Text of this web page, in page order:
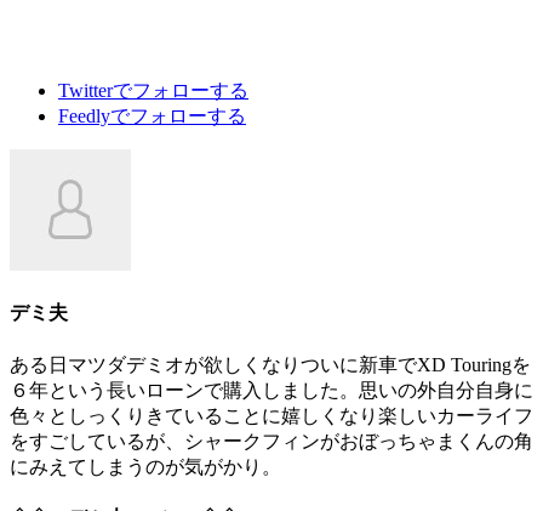
Twitterでフォローする
Feedlyでフォローする
デミ夫
ある日マツダデミオが欲しくなりついに新車でXD Touringを
６年という長いローンで購入しました。思いの外自分自身に
色々としっくりきていることに嬉しくなり楽しいカーライフ
をすごしているが、シャークフィンがおぼっちゃまくんの角
にみえてしまうのが気がかり。